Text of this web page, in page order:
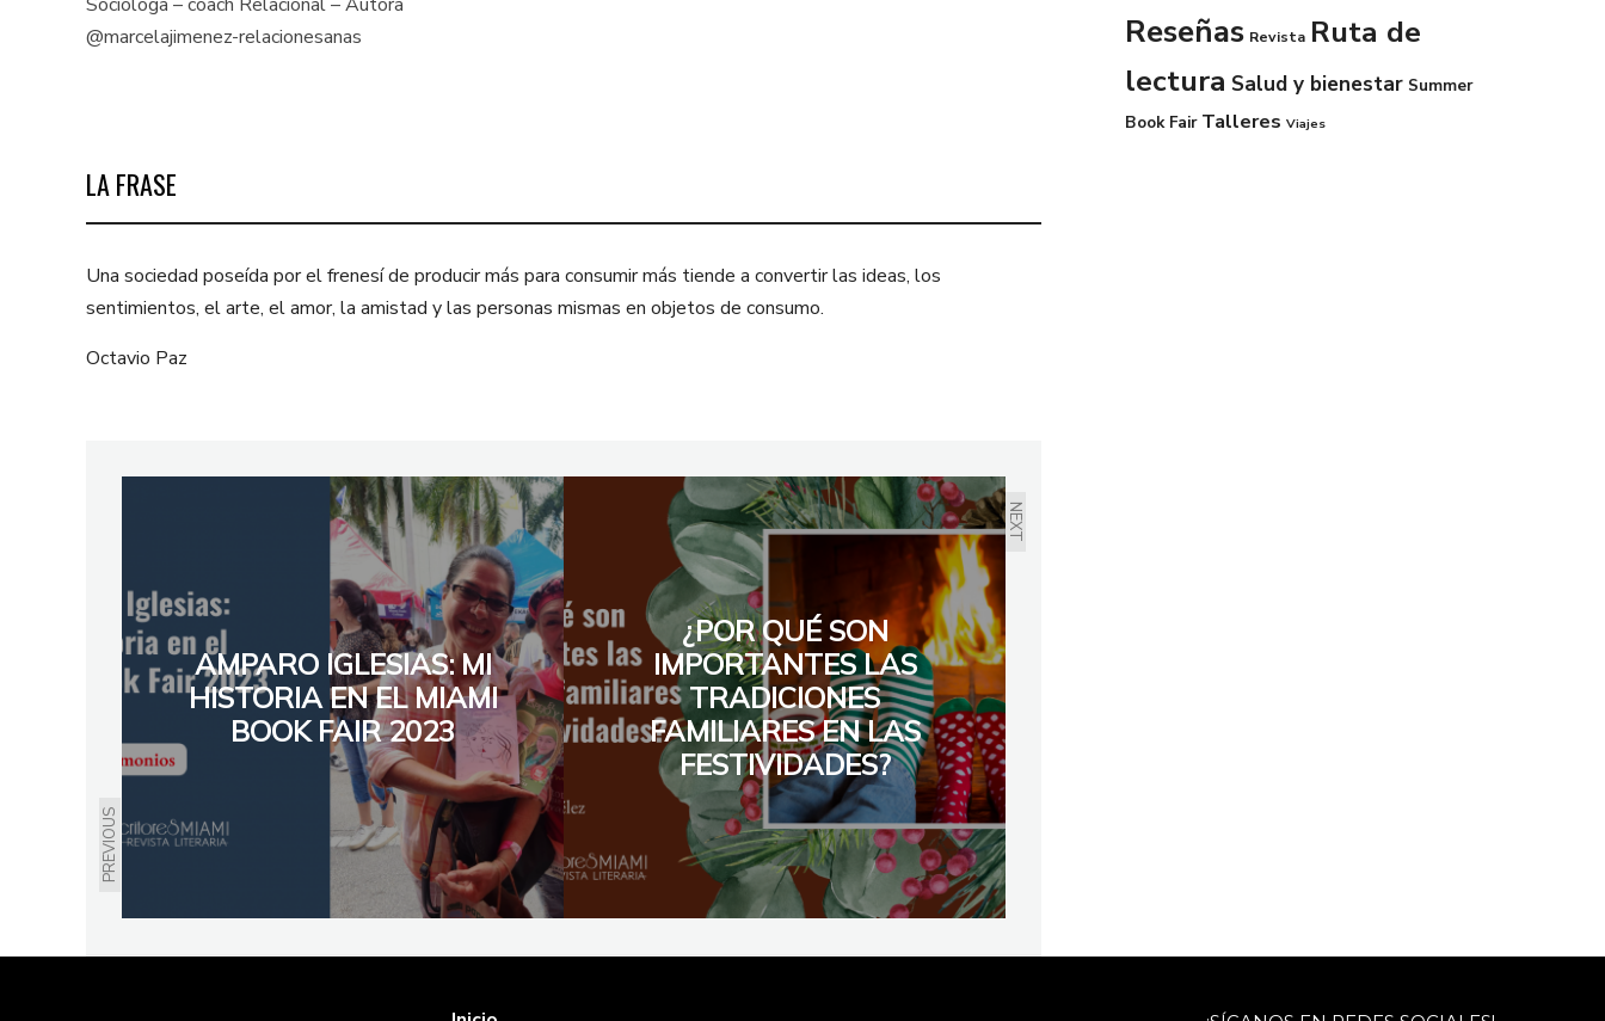
@marcelajimenez-relacionesanas
LA FRASE
Una sociedad poseída por el frenesí de producir más para consumir más tiende a convertir las ideas, los
sentimientos, el arte, el amor, la amistad y las personas mismas en objetos de consumo.
Octavio Paz
PREVIOUS
AMPARO IGLESIAS: MI
HISTORIA EN EL MIAMI
BOOK FAIR 2023
NEXT
¿POR QUÉ SON
IMPORTANTES LAS
TRADICIONES
FAMILIARES EN LAS
FESTIVIDADES?
Reseñas Revista Ruta de
lectura Salud y bienestar Summer
Book Fair Talleres Viajes